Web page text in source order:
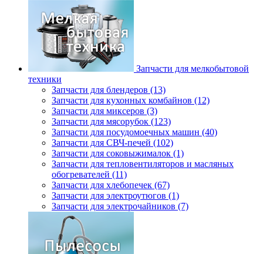
Запчасти для мелкобытовой
техники
Запчасти для блендеров (13)
Запчасти для кухонных комбайнов (12)
Запчасти для миксеров (3)
Запчасти для мясорубок (123)
Запчасти для посудомоечных машин (40)
Запчасти для СВЧ-печей (102)
Запчасти для соковыжималок (1)
Запчасти для тепловентиляторов и масляных
обогревателей (11)
Запчасти для хлебопечек (67)
Запчасти для электроутюгов (1)
Запчасти для электрочайников (7)